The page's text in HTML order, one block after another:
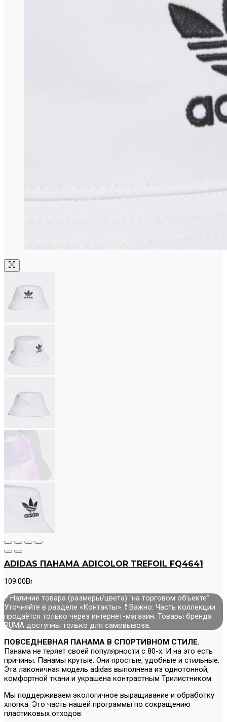
ADIDAS ПАНАМА ADICOLOR TREFOIL FQ4641
109.00Br
? Наличие товара (размеры/цвета) "на торговом объекте"
Уточняйте в разделе «Контакты». ❗ Важно: Часть коллекции
продаётся только через интернет-магазин. Товары бренда
PUMA доступны только для самовывоза.
ПОВСЕДНЕВНАЯ ПАНАМА В СПОРТИВНОМ СТИЛЕ.
Панама не теряет своей популярности с 80-х. И на это есть
причины. Панамы крутые. Они простые, удобные и стильные.
Эта лаконичная модель adidas выполнена из однотонной,
комфортной ткани и украшена контрастным Трилистником.
Мы поддерживаем экологичное выращивание и обработку
хлопка. Это часть нашей программы по сокращению
пластиковых отходов.